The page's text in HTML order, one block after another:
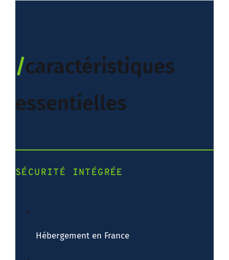
/caractéristiques
essentielles
SÉCURITÉ INTÉGRÉE
Hébergement en France